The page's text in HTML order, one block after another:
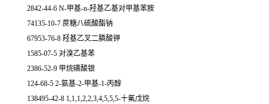
2842-44-6 N-甲基-n-羟基乙基对甲基苯胺
74135-10-7 蔗糖八硫酸酯钠
67953-76-8 羟基乙叉二膦酸钾
1585-07-5 对溴乙基苯
2386-52-9 甲烷磺酸银
124-68-5 2-氨基-2-甲基-1-丙醇
138495-42-8 1,1,1,2,2,3,4,5,5,5-十氟戊烷